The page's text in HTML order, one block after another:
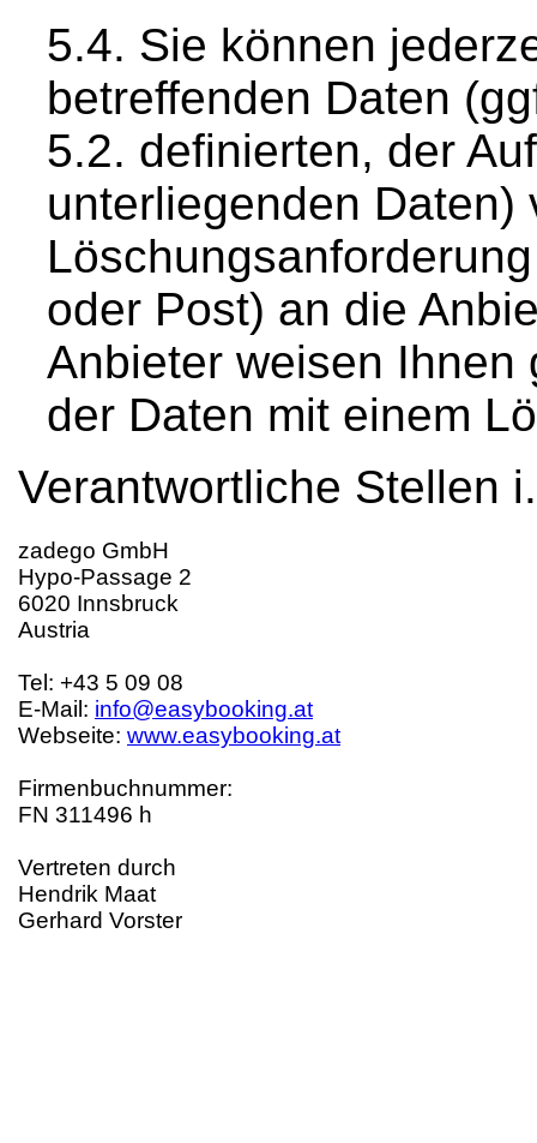
Sie können
betreffenden Daten
5.2. definierten, der
unterliegenden Daten)
oder Post) an die
Anbieter weisen
der Daten mit einem
Verantwortliche Stellen
zadego GmbH
Hypo-Passage 2
6020 Innsbruck
Austria
Tel: +43 5 09 08
E-Mail: info@easybooking.at
Webseite: www.easybooking.at
Firmenbuchnummer:
FN 311496 h
Vertreten durch
Hendrik Maat
Gerhard Vorster